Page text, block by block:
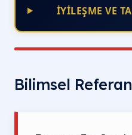
İYİLEŞME VE
Bilimsel